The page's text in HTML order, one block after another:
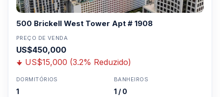
500 Brickell West Tower Apt # 1908
PREÇO DE VENDA
US$450,000
US$15,000 (3.2% Reduzido)
DORMITÓRIOS
1
BANHEIROS
1 / 0